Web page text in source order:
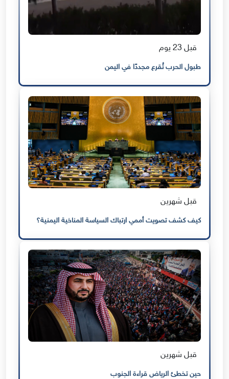
قبل 23 يوم
طبول الحرب تُقرع مجددًا في اليمن
قبل شهرين
كيف كشف تصويت أممي ارتباك السياسة المناخية اليمنية؟
قبل شهرين
حين تخطئ الرياض قراءة الجنوب